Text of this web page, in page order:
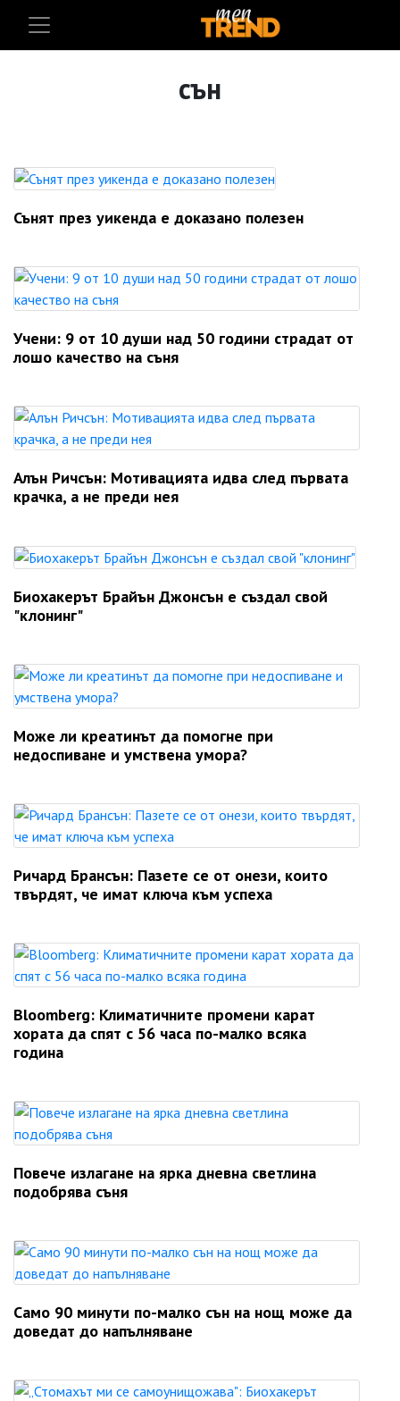
сън
Сънят през уикенда е доказано полезен
Учени: 9 от 10 души над 50 години страдат от
лошо качество на съня
Алън Ричсън: Мотивацията идва след първата
крачка, а не преди нея
Биохакерът Брайън Джонсън е създал свой
"клонинг"
Може ли креатинът да помогне при
недоспиване и умствена умора?
Ричард Брансън: Пазете се от онези, които
твърдят, че имат ключа към успеха
Bloomberg: Климатичните промени карат
хората да спят с 56 часа по-малко всяка
година
Повече излагане на ярка дневна светлина
подобрява съня
Само 90 минути по-малко сън на нощ може да
доведат до напълняване